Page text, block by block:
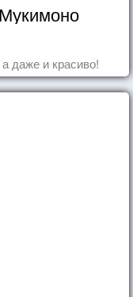
даже и красиво!